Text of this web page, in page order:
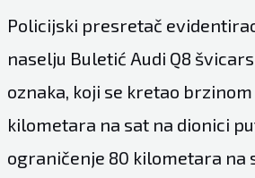
Policijski presretač
naselju Buletić Audi Q8
oznaka, koji se kretao brzinom
kilometara na sat na dionici
ograničenje 80 kilometara na